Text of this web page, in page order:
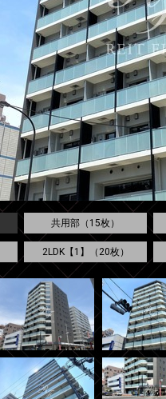
共用部（15枚）
2LDK【1】（20枚）